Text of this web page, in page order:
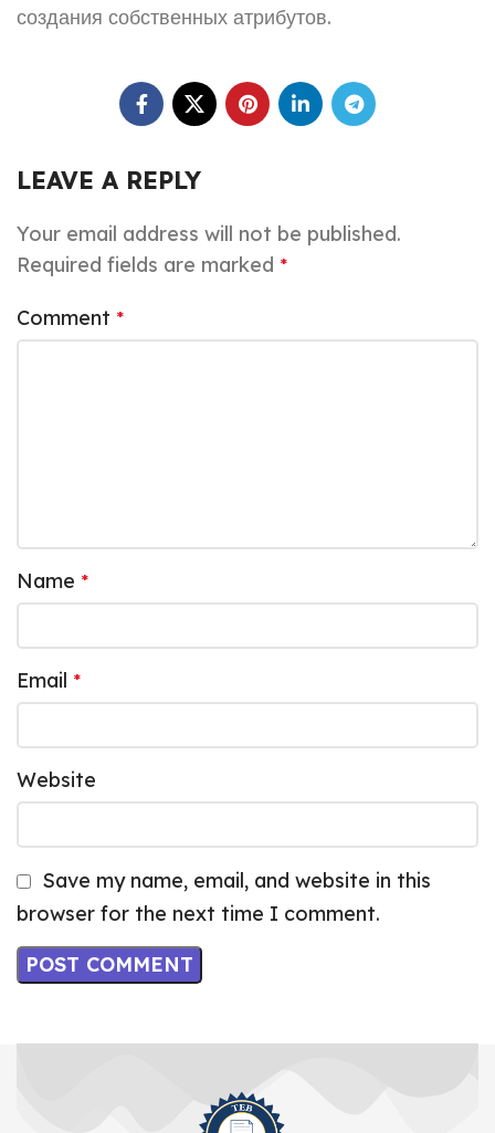
создания собственных атрибутов.
LEAVE A REPLY
Your email address will not be published.
Required fields are marked *
Comment *
Name *
Email *
Website
Save my name, email, and website in this
browser for the next time I comment.